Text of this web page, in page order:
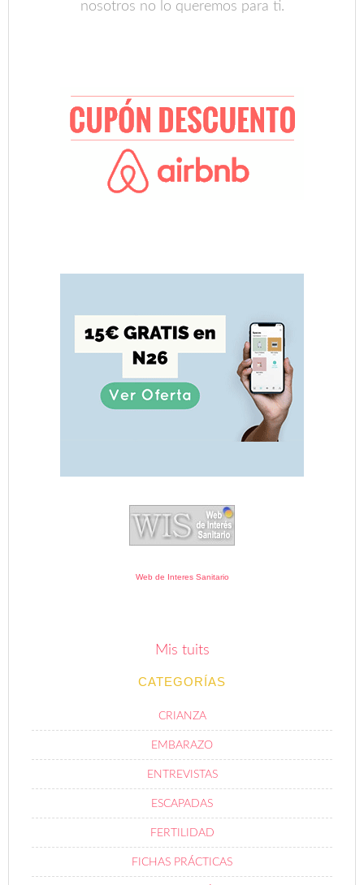
nosotros no lo queremos para ti.
Web de Interes Sanitario
Mis tuits
CATEGORÍAS
CRIANZA
EMBARAZO
ENTREVISTAS
ESCAPADAS
FERTILIDAD
FICHAS PRÁCTICAS